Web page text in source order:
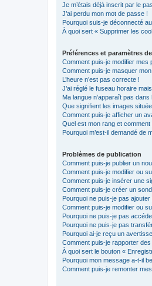
Je m’étais déjà inscrit par le
J’ai perdu mon mot de passe !
Pourquoi suis-je déconnecté
À quoi sert « Supprimer les
Préférences et paramètres
Comment puis-je modifier mes
Comment puis-je masquer
L’heure n’est pas correcte !
J’ai réglé le fuseau horaire
Ma langue n’apparaît pas dans
Que signifient les images
Comment puis-je afficher un
Quel est mon rang et comment
Pourquoi m’est-il demandé de
Problèmes de publication
Comment puis-je publier un
Comment puis-je modifier ou
Comment puis-je insérer une
Comment puis-je créer un
Pourquoi ne puis-je pas
Comment puis-je modifier ou
Pourquoi ne puis-je pas
Pourquoi ne puis-je pas
Pourquoi ai-je reçu un
Comment puis-je rapporter
À quoi sert le bouton «
Pourquoi mon message a-t-il
Comment puis-je remonter